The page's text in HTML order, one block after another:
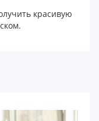
красивую